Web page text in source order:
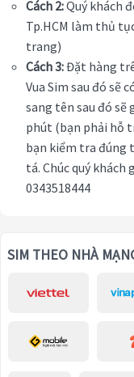
Cách 2:Quý khách
Tp.HCM làm thủ
trang)
Cách 3:Đặt hàng
Vua Sim sau đó sẽ
sang tên sau đó sẽ
phút (bạn phải hỗ
bạn kiểm tra đúng
tá. Chúc quý khách
0343518444
SIM THEO NHÀ